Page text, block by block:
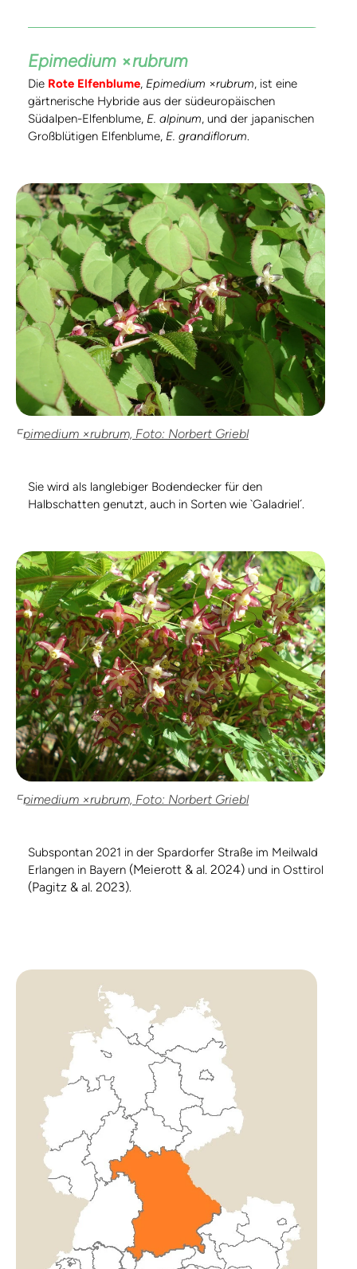
Epimedium ×rubrum
Die Rote Elfenblume, Epimedium ×rubrum, ist eine
gärtnerische Hybride aus der südeuropäischen
Südalpen-Elfenblume, E. alpinum, und der japanischen
Großblütigen Elfenblume, E. grandiflorum.
Epimedium ×rubrum, Foto: Norbert Griebl
Sie wird als langlebiger Bodendecker für den
Halbschatten genutzt, auch in Sorten wie `Galadriel´.
Epimedium ×rubrum, Foto: Norbert Griebl
Subspontan 2021 in der Spardorfer Straße im Meilwald
Erlangen in Bayern (Meierott & al. 2024) und in Osttirol
(Pagitz & al. 2023).